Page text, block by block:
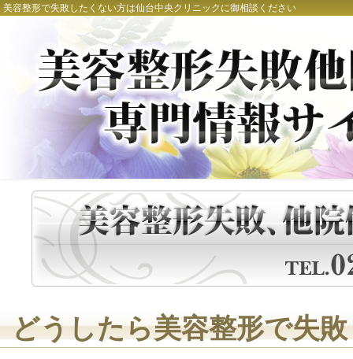
美容整形で失敗したくない方は仙台中央クリニックに御相談ください
どうしたら美容整形で失